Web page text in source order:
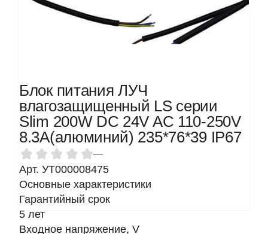
Блок питания ЛУЧ
влагозащищенный LS серии
Slim 200W DC 24V AC 110-250V
8.3A(алюминий) 235*76*39 IP67
—
Арт. УТ000008475
Основные характеристики
Гарантийный срок
5 лет
Входное напряжение, V